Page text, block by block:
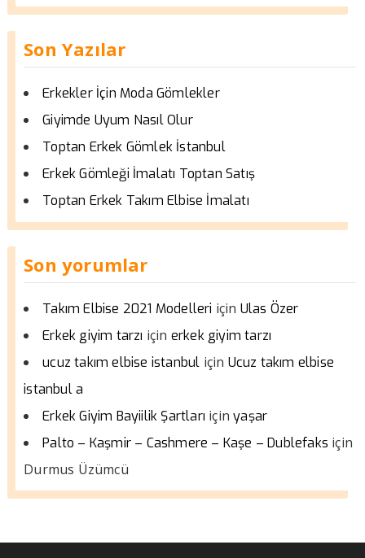
Son Yazılar
Erkekler İçin Moda Gömlekler
Giyimde Uyum Nasıl Olur
Toptan Erkek Gömlek İstanbul
Erkek Gömleği İmalatı Toptan Satış
Toptan Erkek Takım Elbise İmalatı
Son yorumlar
Takım Elbise 2021 Modelleri için Ulas Özer
Erkek giyim tarzı için erkek giyim tarzı
ucuz takım elbise istanbul için Ucuz takım elbise
istanbul a
Erkek Giyim Bayiilik Şartları içinyaşar
Palto – Kaşmir – Cashmere – Kaşe – Dublefaks için
Durmus Üzümcü